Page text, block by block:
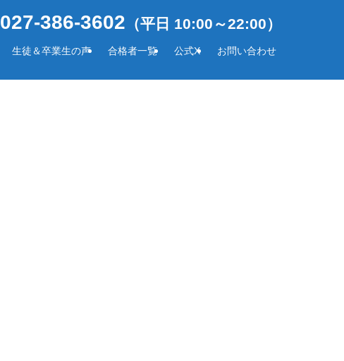
生徒＆卒業生の声 合格者一覧 公式X お問い合わせ
027-386-3602 （平日 10:00～22:00）